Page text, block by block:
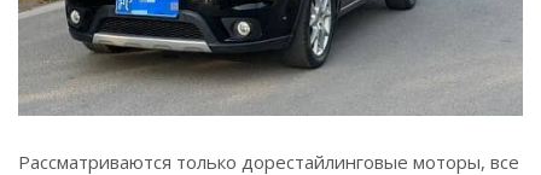
Рассматриваются только дорестайлинговые моторы, все